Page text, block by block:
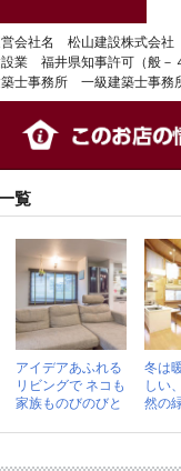
会社名 松山建設株式会社
業 福井県知事許可（般－
士事務所 一級建築士事務
覧
アイデアあふれる
リビングで ネコも
家族ものびのびと
冬は
しい
然の